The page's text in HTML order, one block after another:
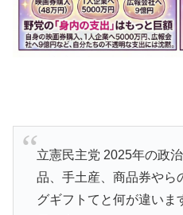
立憲民主党 2025年の政
品、手土産、商品券やら
グギフトてと何が違いま